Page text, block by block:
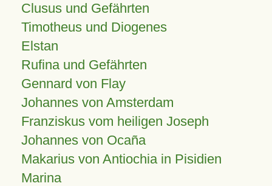
Clusus und Gefährten
Timotheus und Diogenes
Elstan
Rufina und Gefährten
Gennard von Flay
Johannes von Amsterdam
Franziskus vom heiligen Joseph
Johannes von Ocaña
Makarius von Antiochia in Pisidien
Marina